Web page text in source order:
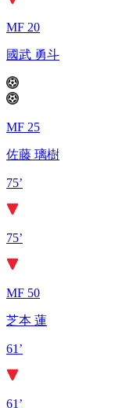
MF 20
國武 勇斗
MF 25
佐藤 璃樹
75’
75’
MF 50
芝本 蓮
61’
61’